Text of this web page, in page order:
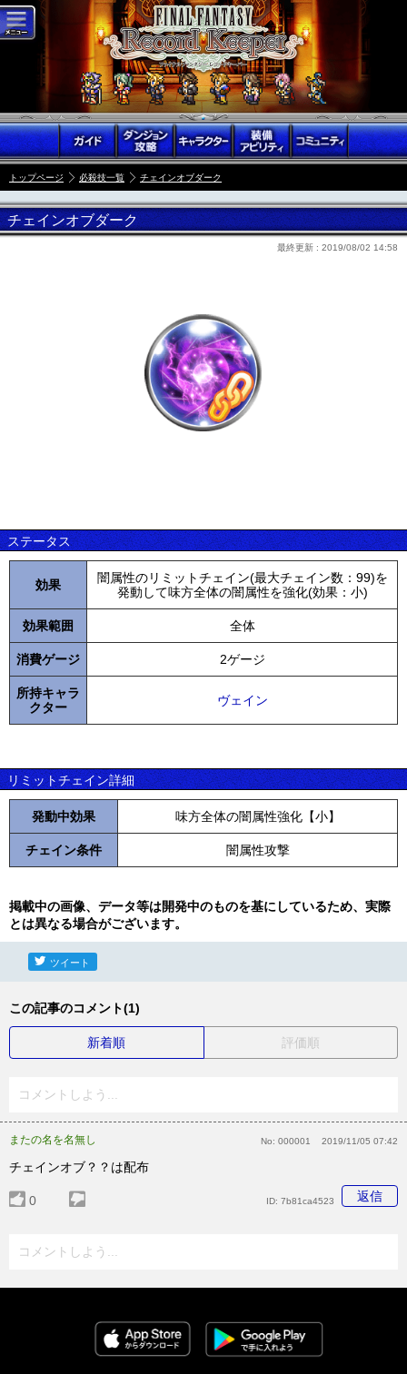
トップページ 必殺技一覧 チェインオブダーク
チェインオブダーク
最終更新 : 2019/08/02 14:58
ステータス
効果
闇属性のリミットチェイン(最大チェイン数：99)を
発動して味方全体の闇属性を強化(効果：小)
効果範囲 全体
消費ゲージ 2ゲージ
所持キャラ
クター
ヴェイン
リミットチェイン詳細
発動中効果 味方全体の闇属性強化【小】
チェイン条件 闇属性攻撃
掲載中の画像、データ等は開発中のものを基にしているため、実際
とは異なる場合がございます。
ツイート
この記事のコメント(1)
新着順 評価順
コメントしよう...
またの名を名無し No: 000001 2019/11/05 07:42
チェインオブ？？は配布
0 返信
ID: 7b81ca4523
コメントしよう...